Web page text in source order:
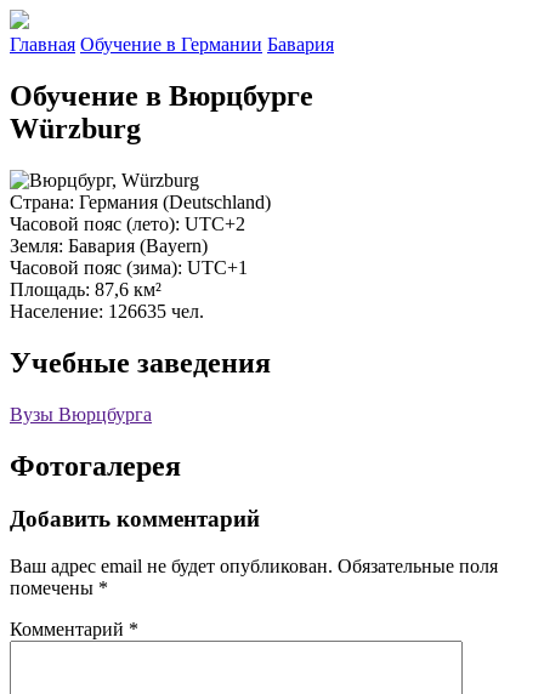
Главная Обучение в Германии Бавария
Обучение в Вюрцбурге
Würzburg
Страна: Германия (Deutschland)
Часовой пояс (лето): UTC+2
Земля: Бавария (Bayern)
Часовой пояс (зима): UTC+1
Площадь: 87,6 км²
Население: 126635 чел.
Учебные заведения
Вузы Вюрцбурга
Фотогалерея
Добавить комментарий
Ваш адрес email не будет опубликован. Обязательные поля
помечены *
Комментарий *